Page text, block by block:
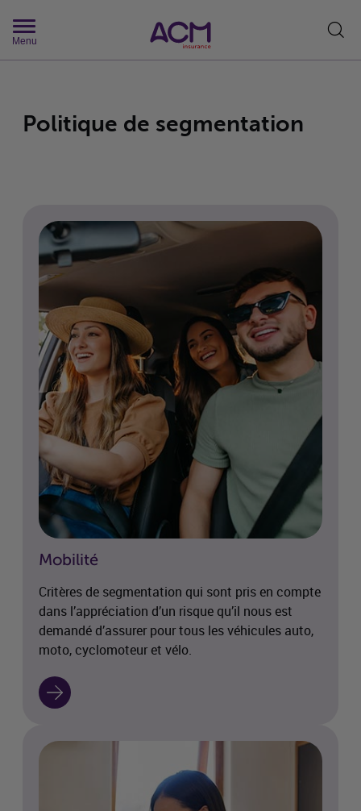
Menu
Politique de segmentation
Mobilité
Critères de segmentation qui sont pris en compte
dans l’appréciation d’un risque qu’il nous est
demandé d’assurer pour tous les véhicules auto,
moto, cyclomoteur et vélo.